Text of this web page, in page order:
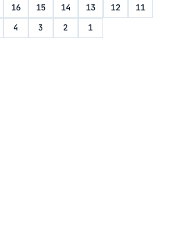
16 15 14 13 12
11
4 3 2 1